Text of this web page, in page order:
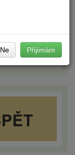
Ne Přijímám